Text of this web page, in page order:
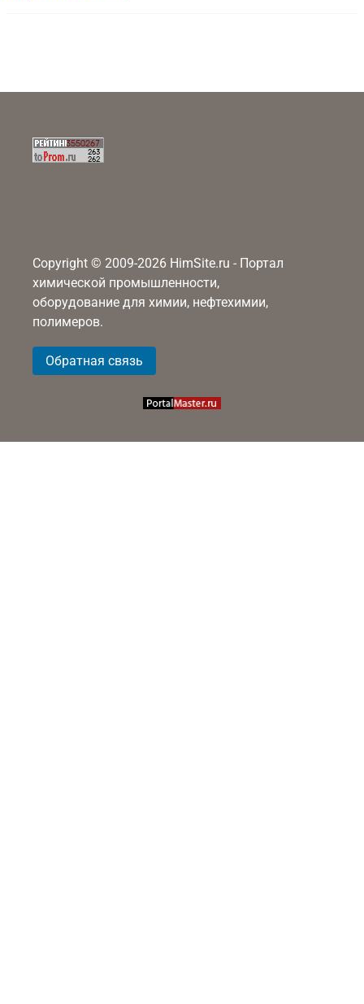
Copyright © 2009-2026 HimSite.ru - Портал
химической промышленности,
оборудование для химии, нефтехимии,
полимеров.
Обратная связь